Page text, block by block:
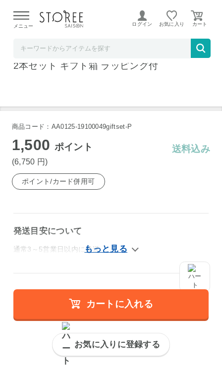
よる配送遅延が発生しております。
メニュー ログイン お気に入り
岩井トラディション ブレンデッドウイスキー
2本セット ギフト箱 ラッピング付
商品コード：AA0125-19100049giftset-P
1,500 ポイント
(6,750 円)
送料込み
ポイント/カード併用可
発送目安について
通常3～5営業日以内に発送
カートに入れる
お気に入りに登録する